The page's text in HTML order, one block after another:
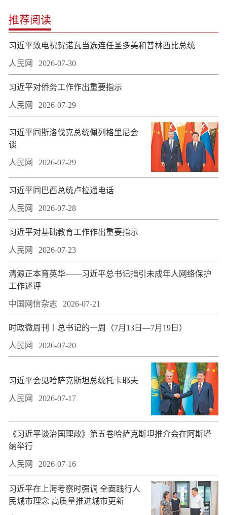
推荐阅读
习近平致电祝贺诺瓦当选连任圣多美和普林西比总统
人民网 2026-07-30
习近平对侨务工作作出重要指示
人民网 2026-07-29
习近平同斯洛伐克总统佩列格里尼会
谈
人民网 2026-07-29
习近平同巴西总统卢拉通电话
人民网 2026-07-28
习近平对基础教育工作作出重要指示
人民网 2026-07-23
​清源正本育英华——习近平总书记指引未成年人网络保护
工作述评
中国网信杂志 2026-07-21
时政微周刊丨总书记的一周（7月13日—7月19日）
人民网 2026-07-20
习近平会见哈萨克斯坦总统托卡耶夫
人民网 2026-07-17
​《习近平谈治国理政》第五卷哈萨克斯坦推介会在阿斯塔
纳举行
人民网 2026-07-16
习近平在上海考察时强调 全面践行人
民城市理念 高质量推进城市更新